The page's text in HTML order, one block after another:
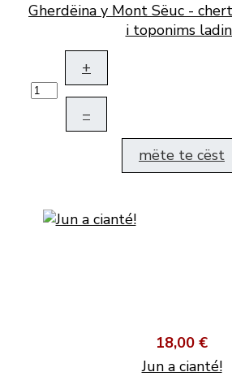
Gherdëina y Mont Sëuc -
i toponims
+
–
mëte te cëst
18,00 €
Jun a cianté!